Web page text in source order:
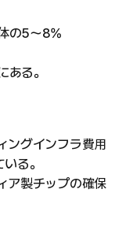
の5〜8%
る。
ングインフラ費用
る。
ア製チップの確保